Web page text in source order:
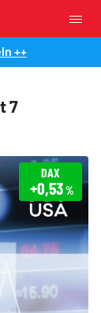
++
7
DAX
+0,53%